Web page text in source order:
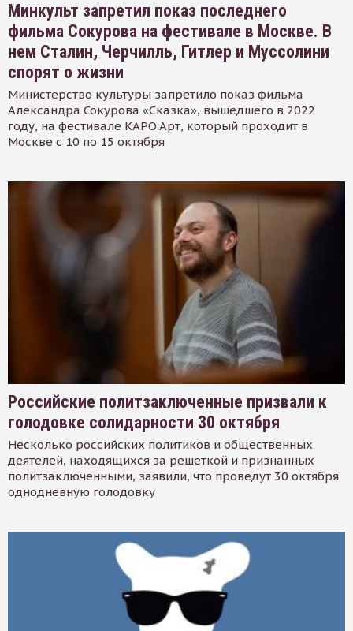
Минкульт запретил показ последнего
фильма Сокурова на фестивале в Москве. В
нем Сталин, Черчилль, Гитлер и Муссолини
спорят о жизни
Министерство культуры запретило показ фильма
Александра Сокурова «Сказка», вышедшего в 2022
году, на фестивале КАРО.Арт, который проходит в
Москве с 10 по 15 октября
Российские политзаключенные призвали к
голодовке солидарности 30 октября
Несколько российских политиков и общественных
деятелей, находящихся за решеткой и признанных
политзаключенными, заявили, что проведут 30 октября
однодневную голодовку